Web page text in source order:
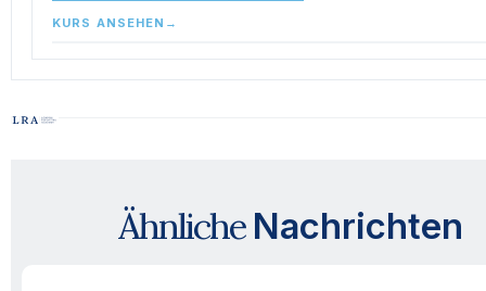
KURS ANSEHEN →
Ähnliche Nachrichten